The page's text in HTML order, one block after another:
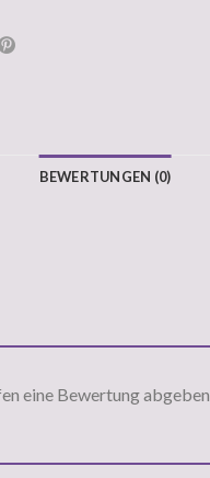
BEWERTUNGEN (0)
eine Bewertung abgeben.